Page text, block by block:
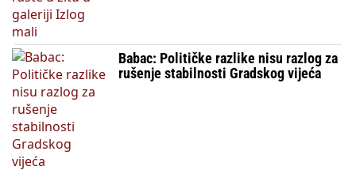
Babac: Političke razlike nisu razlog za
rušenje stabilnosti Gradskog vijeća